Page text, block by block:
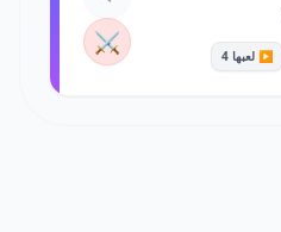
▶️ لعبها 4 ⚔️